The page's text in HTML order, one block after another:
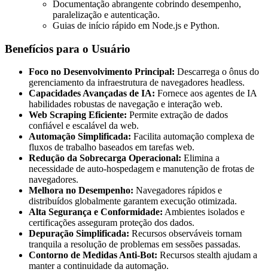
Documentação abrangente cobrindo desempenho,
paralelização e autenticação.
Guias de início rápido em Node.js e Python.
Benefícios para o Usuário
Foco no Desenvolvimento Principal: Descarrega o ônus do
gerenciamento da infraestrutura de navegadores headless.
Capacidades Avançadas de IA: Fornece aos agentes de IA
habilidades robustas de navegação e interação web.
Web Scraping Eficiente: Permite extração de dados
confiável e escalável da web.
Automação Simplificada: Facilita automação complexa de
fluxos de trabalho baseados em tarefas web.
Redução da Sobrecarga Operacional: Elimina a
necessidade de auto-hospedagem e manutenção de frotas de
navegadores.
Melhora no Desempenho: Navegadores rápidos e
distribuídos globalmente garantem execução otimizada.
Alta Segurança e Conformidade: Ambientes isolados e
certificações asseguram proteção dos dados.
Depuração Simplificada: Recursos observáveis tornam
tranquila a resolução de problemas em sessões passadas.
Contorno de Medidas Anti-Bot: Recursos stealth ajudam a
manter a continuidade da automação.